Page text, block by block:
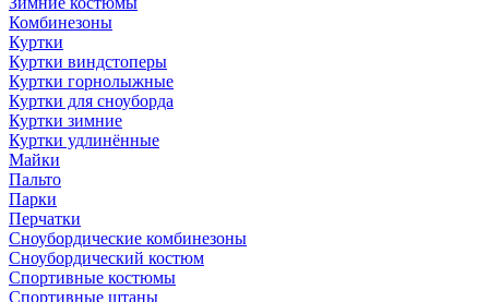
Комбинезоны
Куртки
Куртки виндстоперы
Куртки горнолыжные
Куртки для сноуборда
Куртки зимние
Куртки удлинённые
Майки
Пальто
Парки
Перчатки
Сноубордические комбинезоны
Сноубордический костюм
Спортивные костюмы
Спортивные штаны